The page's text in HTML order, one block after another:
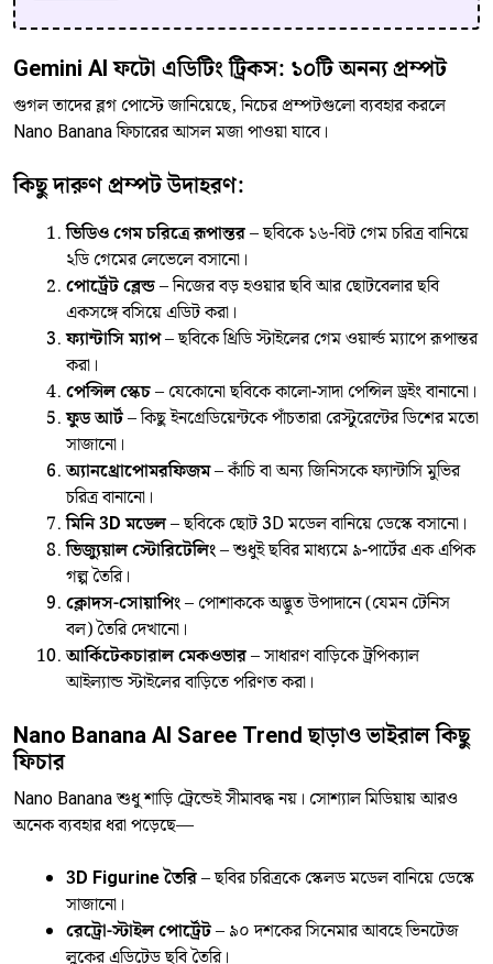
Gemini AI ফটো এডিটিং ট্রিকস: ১০টি অনন্য প্রম্পট
গুগল তাদের ব্লগ পোস্টে জানিয়েছে, নিচের প্রম্পটগুলো ব্যবহার করলে
Nano Banana ফিচারের আসল মজা পাওয়া যাবে।
কিছু দারুণ প্রম্পট উদাহরণ:
ভিডিও গেম চরিত্রে রূপান্তর– ছবিকে ১৬-বিট গেম চরিত্র বানিয়ে
২ডি গেমের লেভেলে বসানো।
পোর্ট্রেট ব্লেন্ড– নিজের বড় হওয়ার ছবি আর ছোটবেলার ছবি
একসঙ্গে বসিয়ে এডিট করা।
ফ্যান্টাসি ম্যাপ– ছবিকে থ্রিডি স্টাইলের গেম ওয়ার্ল্ড ম্যাপে রূপান্তর
করা।
পেন্সিল স্কেচ– যেকোনো ছবিকে কালো-সাদা পেন্সিল ড্রইং বানানো।
ফুড আর্ট– কিছু ইনগ্রেডিয়েন্টকে পাঁচতারা রেস্টুরেন্টের ডিশের মতো
সাজানো।
অ্যানথ্রোপোমরফিজম– কাঁচি বা অন্য জিনিসকে ফ্যান্টাসি মুভির
চরিত্র বানানো।
মিনি 3D মডেল– ছবিকে ছোট 3D মডেল বানিয়ে ডেস্কে বসানো।
ভিজ্যুয়াল স্টোরিটেলিং– শুধুই ছবির মাধ্যমে ৯-পার্টের এক এপিক
গল্প তৈরি।
ক্লোদস-সোয়াপিং– পোশাককে অদ্ভুত উপাদানে (যেমন টেনিস
বল) তৈরি দেখানো।
আর্কিটেকচারাল মেকওভার– সাধারণ বাড়িকে ট্রপিক্যাল
আইল্যান্ড স্টাইলের বাড়িতে পরিণত করা।
Nano Banana AI Saree Trend ছাড়াও ভাইরাল কিছু
ফিচার
Nano Banana শুধু শাড়ি ট্রেন্ডেই সীমাবদ্ধ নয়। সোশ্যাল মিডিয়ায় আরও
অনেক ব্যবহার ধরা পড়েছে—
3D Figurine তৈরি– ছবির চরিত্রকে স্কেলড মডেল বানিয়ে ডেস্কে
সাজানো।
রেট্রো-স্টাইল পোর্ট্রেট– ৯০ দশকের সিনেমার আবহে ভিনটেজ
লুকের এডিটেড ছবি তৈরি।